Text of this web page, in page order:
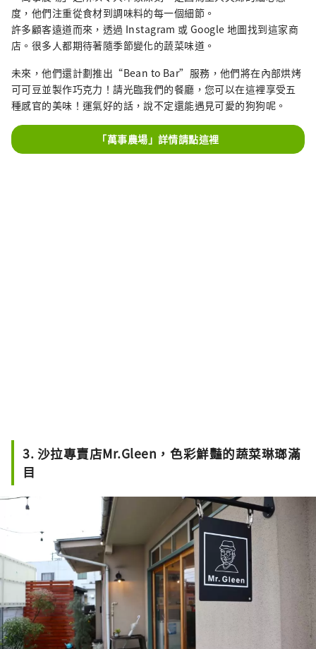
度，他們注重從食材到調味料的每一個細節。
許多顧客遠道而來，透過 Instagram 或 Google 地圖找到這家商
店。很多人都期待著隨季節變化的蔬菜味道。
未來，他們還計劃推出“Bean to Bar”服務，他們將在內部烘烤
可可豆並製作巧克力！請光臨我們的餐廳，您可以在這裡享受五
種感官的美味！運氣好的話，說不定還能遇見可愛的狗狗呢。
「萬事農場」詳情請點這裡
3. 沙拉專賣店Mr.Gleen，色彩鮮豔的蔬菜琳瑯滿
目